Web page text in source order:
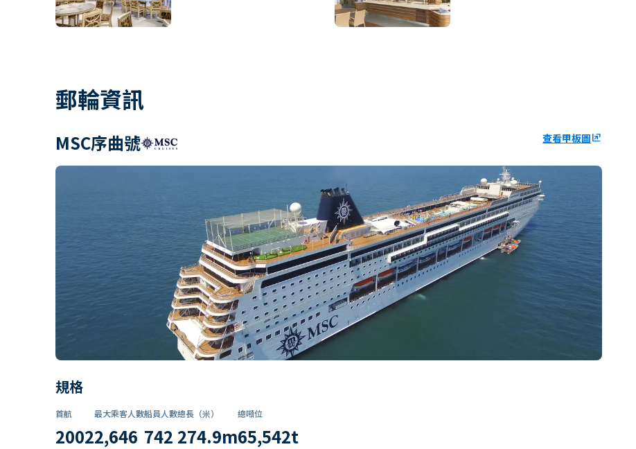
郵輪資訊
MSC序曲號 查看甲板圖ungroup
規格
首航
2002
最大乘客人數
2,646
船員人數
742
總長（米）
274.9m
總噸位
65,542t